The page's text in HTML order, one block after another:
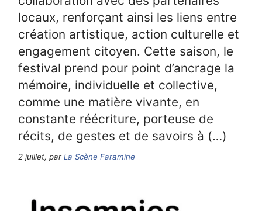
locaux, renforçant ainsi les liens entre
création artistique, action culturelle et
engagement citoyen. Cette saison, le
festival prend pour point d’ancrage la
mémoire, individuelle et collective,
comme une matière vivante, en
constante réécriture, porteuse de
récits, de gestes et de savoirs à (…)
2 juillet, parLa Scène Faramine